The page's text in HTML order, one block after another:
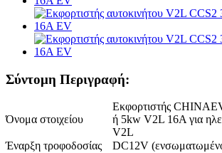
Σύντομη Περιγραφή:
Όνομα στοιχείου
Εκφορτιστής
ή 5kw V2L 16A για
V2L
Έναρξη τροφοδοσίας
DC12V